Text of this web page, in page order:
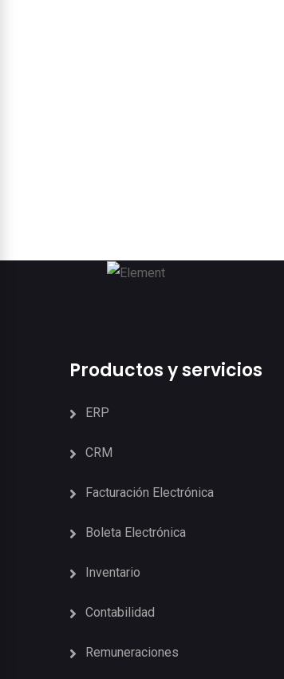
Productos y servicios
ERP
CRM
Facturación Electrónica
Boleta Electrónica
Inventario
Contabilidad
Remuneraciones